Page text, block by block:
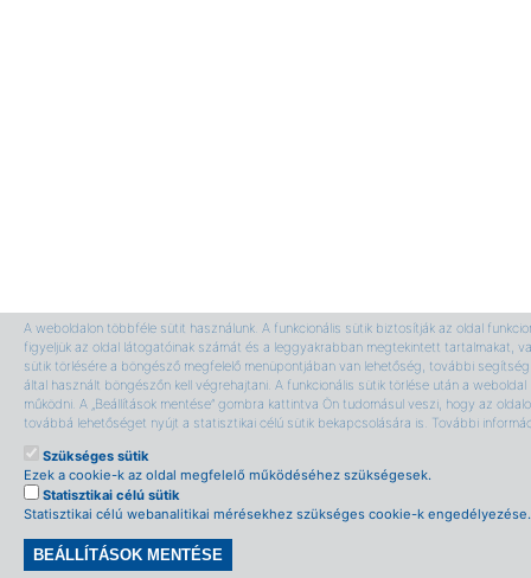
A weboldalon többféle sütit használunk. A funkcionális sütik biztosítják az oldal
figyeljük az oldal látogatóinak számát és a leggyakrabban megtekintett tartalmakat,
sütik törlésére a böngésző megfelelő menüpontjában van lehetőség, további
által használt böngészőn kell végrehajtani. A funkcionális sütik törlése után a
működni. A „Beállítások mentése” gombra kattintva Ön tudomásul veszi, hogy az
továbbá lehetőséget nyújt a statisztikai célú sütik bekapcsolására is. További
Szükséges sütik
Ezek a cookie-k az oldal megfelelő működéséhez szükségesek.
Statisztikai célú sütik
Statisztikai célú webanalitikai mérésekhez szükséges cookie-k engedélyezése.
BEÁLLÍTÁSOK MENTÉSE